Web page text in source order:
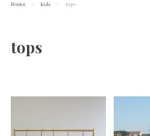
Home kids tops
tops